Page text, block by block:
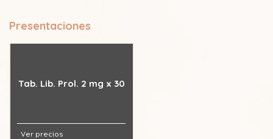
Presentaciones
Tab. Lib. Prol. 2 mg x 30
Ver precios